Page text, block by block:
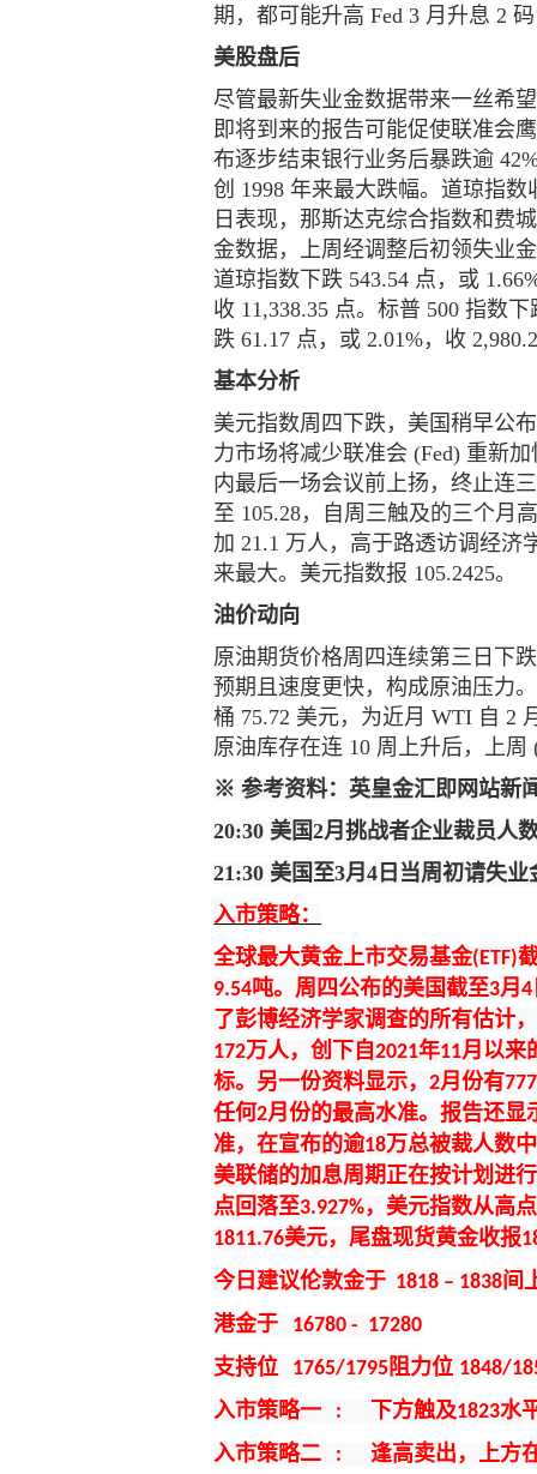
期，都可能升高 Fed 3 月升息 2
美股盘后
尽管最新失业金数据带来一丝希
即将到来的报告可能促使联准会
布逐步结束银行业务后暴跌逾
创 1998 年来最大跌幅。道琼指
日表现，那斯达克综合指数和费
金数据，上周经调整后初领失业
道琼指数下跌 543.54 点，或
收 11,338.35 点。标普 500 指数
跌 61.17 点，或 2.01%，收
基本分析
美元指数周四下跌，美国稍早公
力市场将减少联准会 (Fed) 重新
内最后一场会议前上扬，终止连
至 105.28，自周三触及的三个月
加 21.1 万人，高于路透访调经济
来最大。美元指数报 105.2425。
油价动向
原油期货价格周四连续第三日下
预期且速度更快，构成原油压力
桶 75.72 美元，为近月 WTI 自 2
原油库存在连 10 周上升后，上
※ 参考资料：英皇金汇即网站新
20:30美国2月挑战者企业裁员人
21:30美国至3月4日当周初请失业
入市策略：
全球最大黄金上市交易基金(ETF)
9.54吨。周四公布的美国截至3月4
了彭博经济学家调查的所有估计
172万人，创下自2021年11月以来
标。另一份资料显示，2月份有
任何2月份的最高水准。报告还显
准，在宣布的逾18万总被裁人数
美联储的加息周期正在按计划进
点回落至3.927%，美元指数从高
1811.76美元，尾盘现货黄金收报
今日建议伦敦金于 1818 – 1838间
港金于 16780 - 17280
支持位 1765/1795阻力位 1848/
入市策略一 : 下方触及1823水
入市策略二 :逢高卖出 ，上方